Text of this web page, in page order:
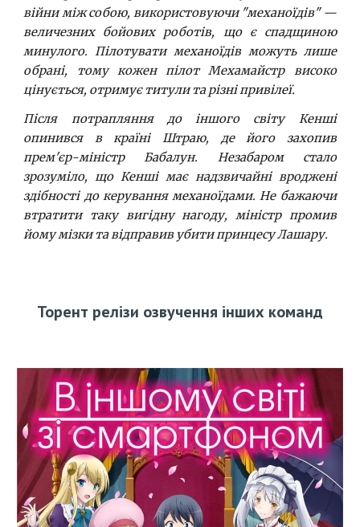
війни між собою, використовуючи "механоїдів" —
величезних бойових роботів, що є спадщиною
минулого. Пілотувати механоїдів можуть лише
обрані, тому кожен пілот Мехамайстр високо
цінується, отримує титули та різні привілеї.
Після потрапляння до іншого світу Кенші
опинився в країні Штраю, де його захопив
прем'єр-міністр Бабалун. Незабаром стало
зрозуміло, що Кенші має надзвичайні вроджені
здібності до керування механоїдами. Не бажаючи
втратити таку вигідну нагоду, міністр промив
йому мізки та відправив убити принцесу Лашару.
Торент релізи озвучення інших команд